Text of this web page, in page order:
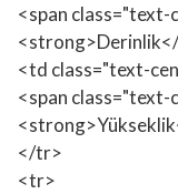
<span
<td class="text-
<span
</tr>
<tr>